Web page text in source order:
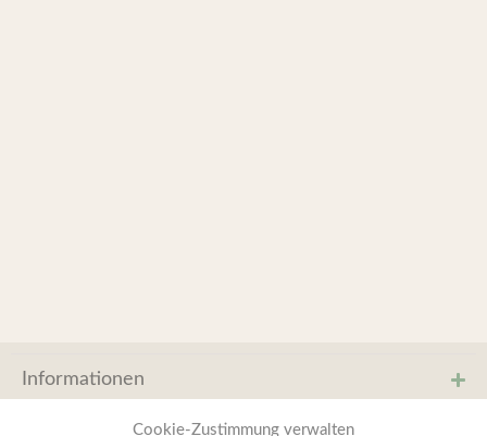
Cookie-Zustimmung verwalten
Informationen